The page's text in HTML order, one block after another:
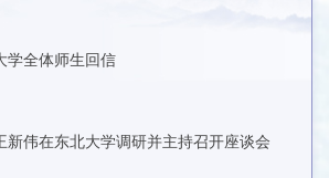
学全体师生回信
新伟在东北大学调研并主持召开座谈会